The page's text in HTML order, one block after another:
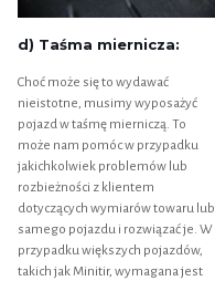
d) Taśma miernicza:
Choć może się to wydawać
nieistotne, musimy wyposażyć
pojazd w taśmę mierniczą. To
może nam pomóc w przypadku
jakichkolwiek problemów lub
rozbieżności z klientem
dotyczących wymiarów towaru lub
samego pojazdu i rozwiązać je. W
przypadku większych pojazdów,
takich jak Minitir, wymagana jest